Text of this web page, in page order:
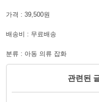
가격 : 39,500원
배송비 : 무료배송
분류 : 아동 의류 잡화
관련된